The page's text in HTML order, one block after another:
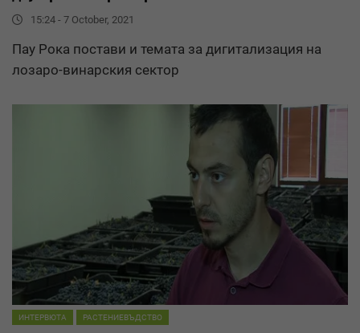
15:24 - 7 October, 2021
Пау Рока постави и темата за дигитализация на
лозаро-винарския сектор
ИНТЕРВЮТА РАСТЕНИЕВЪДСТВО